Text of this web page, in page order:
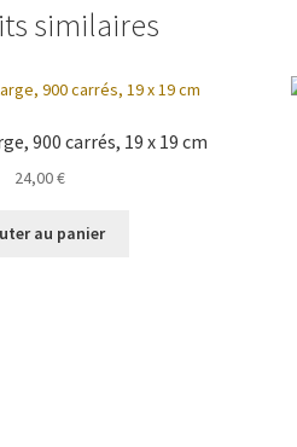
similaires
900 carrés, 19 x 19 cm
24,00€
au panier